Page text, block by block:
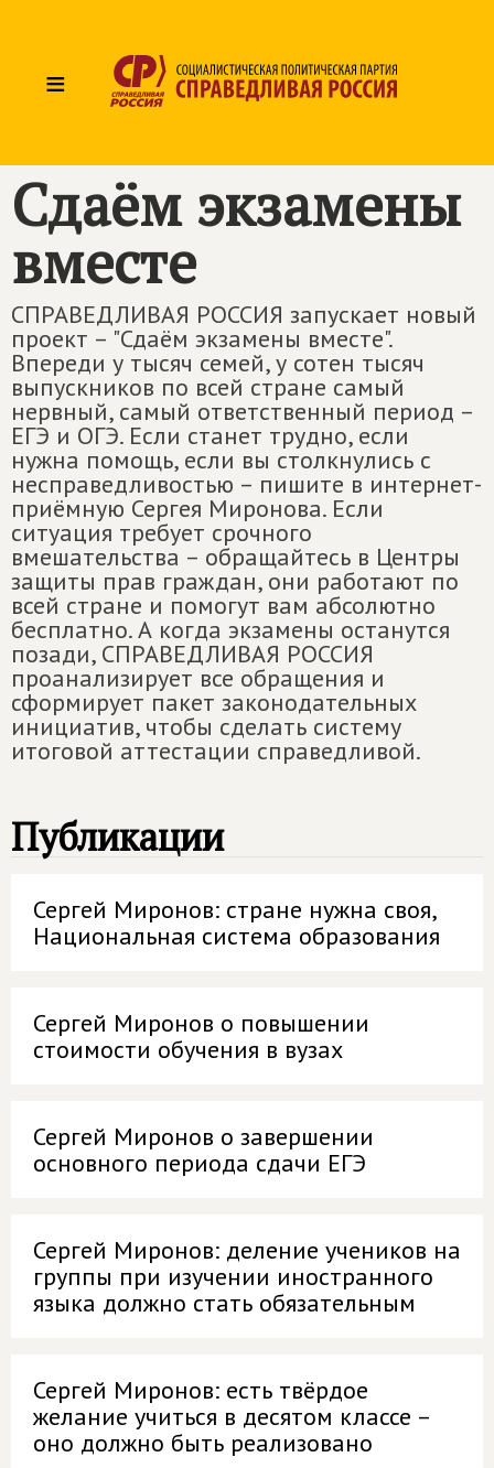
≡
Сдаём экзамены
вместе
СПРАВЕДЛИВАЯ РОССИЯ запускает новый
проект – "Сдаём экзамены вместе".
Впереди у тысяч семей, у сотен тысяч
выпускников по всей стране самый
нервный, самый ответственный период –
ЕГЭ и ОГЭ. Если станет трудно, если
нужна помощь, если вы столкнулись с
несправедливостью – пишите в интернет-
приёмную Сергея Миронова. Если
ситуация требует срочного
вмешательства – обращайтесь в Центры
защиты прав граждан, они работают по
всей стране и помогут вам абсолютно
бесплатно. А когда экзамены останутся
позади, СПРАВЕДЛИВАЯ РОССИЯ
проанализирует все обращения и
сформирует пакет законодательных
инициатив, чтобы сделать систему
итоговой аттестации справедливой.
Публикации
Сергей Миронов: стране нужна своя,
Национальная система образования
Сергей Миронов о повышении
стоимости обучения в вузах
Сергей Миронов о завершении
основного периода сдачи ЕГЭ
Сергей Миронов: деление учеников на
группы при изучении иностранного
языка должно стать обязательным
Сергей Миронов: есть твёрдое
желание учиться в десятом классе –
оно должно быть реализовано